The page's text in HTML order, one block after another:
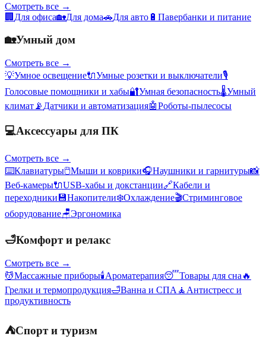
Смотреть все →
🏢 Для офиса🏡Для дома🚗Для авто 🔋 Павербанки и питание
🏡Умный дом
Смотреть все →
💡Умное освещение🔌Умные розетки и выключатели🎙️
Голосовые помощники и хабы🔐Умная безопасность🌡️Умный
климат 📡 Датчики и автоматизация🤖Роботы-пылесосы
💻Аксессуары для ПК
Смотреть все →
⌨️Клавиатуры🖱️Мыши и коврики🎧Наушники и гарнитуры📸
Веб-камеры🔌USB-хабы и докстанции🔗Кабели и
переходники 💾Накопители❄️Охлаждение🎬Стриминговое
оборудование🪑Эргономика
🛁Комфорт и релакс
Смотреть все →
💆Массажные приборы🕯️Ароматерапия😴Товары для сна 🔥
Грелки и термопродукция🛁Ванна и СПА 🧘 Антистресс и
продуктивность
⛺Спорт и туризм